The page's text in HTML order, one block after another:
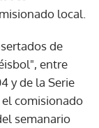
local.
de
entre
y de la Serie
el comisionado
semanario